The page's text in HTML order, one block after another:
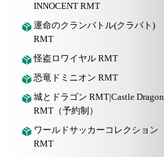
INNOCENT RMT
運命のクランバトル(クラバト)
RMT
怪盗ロワイヤル RMT
恐竜ドミニオン RMT
城とドラゴン RMT|Castle Dragon
RMT（予約制）
ワールドサッカーコレクション
RMT